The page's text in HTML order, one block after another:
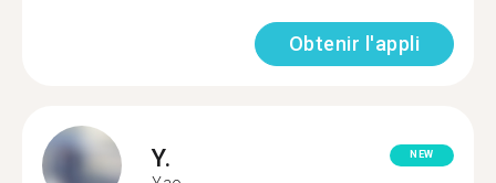
Obtenir l'appli
Y. NEW